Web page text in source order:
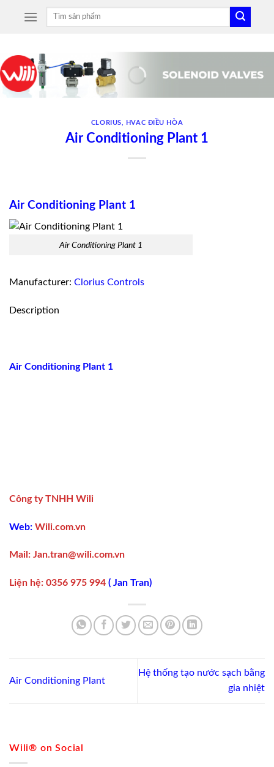
Tìm
Wili® on Social
CLORIUS HVAC ĐIỀU HÒA
Air Conditioning Plant 1
Air Conditioning Plant 1
Air Conditioning Plant 1
Manufacturer: Clorius Controls
Description
Air Conditioning Plant 1
Công ty TNHH Wili
Web: Wili.com.vn
Mail: Jan.tran@wili.com.vn
Liện hệ: 0356 975 994 ( Jan Tran)
Air Conditioning Plant
Hệ thống tạo nước sạch bằng
gia nhiệt